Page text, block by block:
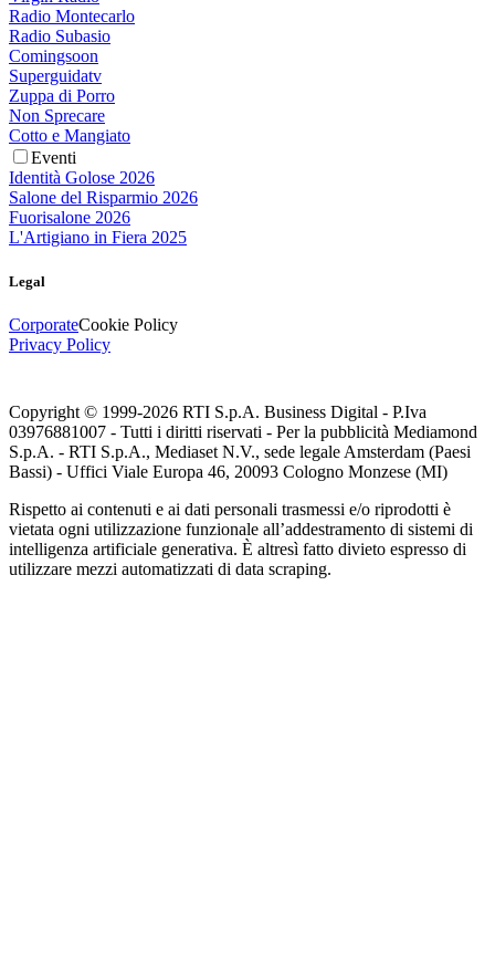
Radio Montecarlo
Radio Subasio
Comingsoon
Superguidatv
Zuppa di Porro
Non Sprecare
Cotto e Mangiato
Eventi
Identità Golose 2026
Salone del Risparmio 2026
Fuorisalone 2026
L'Artigiano in Fiera 2025
Legal
CorporateCookie Policy
Privacy Policy
Copyright © 1999-2026 RTI S.p.A. Business Digital - P.Iva
03976881007 - Tutti i diritti riservati - Per la pubblicità Mediamond
S.p.A. - RTI S.p.A., Mediaset N.V., sede legale Amsterdam (Paesi
Bassi) - Uffici Viale Europa 46, 20093 Cologno Monzese (MI)
Rispetto ai contenuti e ai dati personali trasmessi e/o riprodotti è
vietata ogni utilizzazione funzionale all’addestramento di sistemi di
intelligenza artificiale generativa. È altresì fatto divieto espresso di
utilizzare mezzi automatizzati di data scraping.